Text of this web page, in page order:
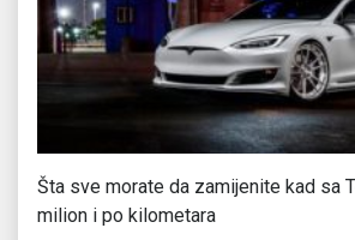
Šta sve morate da zamijenite kad sa
milion i po kilometara